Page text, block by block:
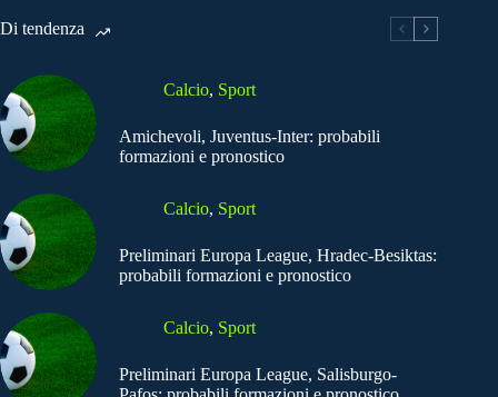
Di tendenza
Calcio, Sport
Amichevoli, Juventus-Inter: probabili
formazioni e pronostico
Calcio, Sport
Preliminari Europa League, Hradec-Besiktas:
probabili formazioni e pronostico
Calcio, Sport
Preliminari Europa League, Salisburgo-